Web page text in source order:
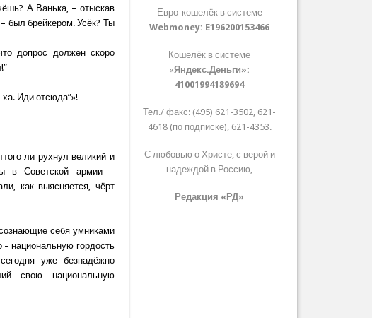
А Ванька, – отыскав
– был брейкером. Усёк? Ты
допрос должен скоро
Иди отсюда”»!
ли рухнул великий и
в Советской армии –
как выясняется, чёрт
себя умниками
– национальную гордость
уже безнадёжно
свою национальную
Евро-кошелёк в системе
Webmoney: E196200153466
Кошелёк в системе
«Яндекс.Деньги»:
41001994189694
Тел./ факс: (495) 621-3502, 621-
4618 (по подписке), 621-4353.
С любовью о Христе, с верой и
надеждой в Россию,
Редакция «РД»